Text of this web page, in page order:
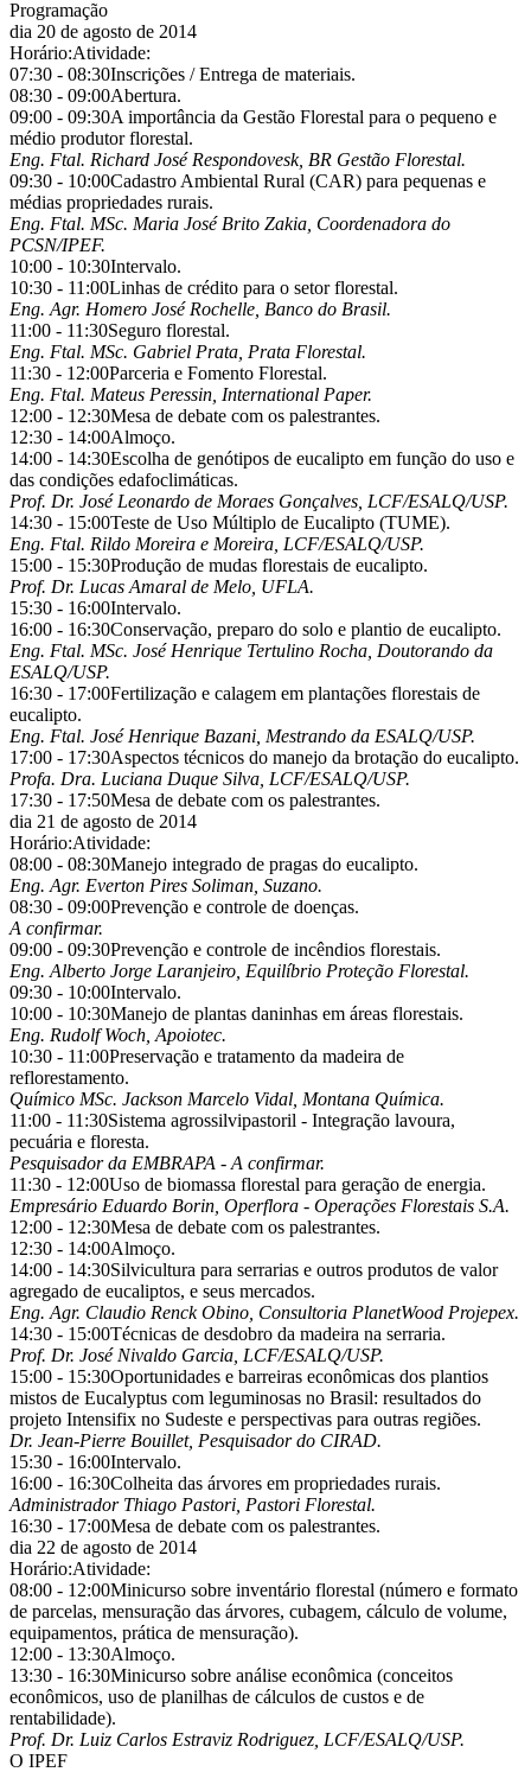
Programação
dia 20 de agosto de 2014
Horário:Atividade:
07:30 - 08:30Inscrições / Entrega de materiais.
08:30 - 09:00Abertura.
09:00 - 09:30A importância da Gestão Florestal para o pequeno e
médio produtor florestal.
Eng. Ftal. Richard José Respondovesk, BR Gestão Florestal.
09:30 - 10:00Cadastro Ambiental Rural (CAR) para pequenas e
médias propriedades rurais.
Eng. Ftal. MSc. Maria José Brito Zakia, Coordenadora do
PCSN/IPEF.
10:00 - 10:30Intervalo.
10:30 - 11:00Linhas de crédito para o setor florestal.
Eng. Agr. Homero José Rochelle, Banco do Brasil.
11:00 - 11:30Seguro florestal.
Eng. Ftal. MSc. Gabriel Prata, Prata Florestal.
11:30 - 12:00Parceria e Fomento Florestal.
Eng. Ftal. Mateus Peressin, International Paper.
12:00 - 12:30Mesa de debate com os palestrantes.
12:30 - 14:00Almoço.
14:00 - 14:30Escolha de genótipos de eucalipto em função do uso e
das condições edafoclimáticas.
Prof. Dr. José Leonardo de Moraes Gonçalves, LCF/ESALQ/USP.
14:30 - 15:00Teste de Uso Múltiplo de Eucalipto (TUME).
Eng. Ftal. Rildo Moreira e Moreira, LCF/ESALQ/USP.
15:00 - 15:30Produção de mudas florestais de eucalipto.
Prof. Dr. Lucas Amaral de Melo, UFLA.
15:30 - 16:00Intervalo.
16:00 - 16:30Conservação, preparo do solo e plantio de eucalipto.
Eng. Ftal. MSc. José Henrique Tertulino Rocha, Doutorando da
ESALQ/USP.
16:30 - 17:00Fertilização e calagem em plantações florestais de
eucalipto.
Eng. Ftal. José Henrique Bazani, Mestrando da ESALQ/USP.
17:00 - 17:30Aspectos técnicos do manejo da brotação do eucalipto.
Profa. Dra. Luciana Duque Silva, LCF/ESALQ/USP.
17:30 - 17:50Mesa de debate com os palestrantes.
dia 21 de agosto de 2014
Horário:Atividade:
08:00 - 08:30Manejo integrado de pragas do eucalipto.
Eng. Agr. Everton Pires Soliman, Suzano.
08:30 - 09:00Prevenção e controle de doenças.
A confirmar.
09:00 - 09:30Prevenção e controle de incêndios florestais.
Eng. Alberto Jorge Laranjeiro, Equilíbrio Proteção Florestal.
09:30 - 10:00Intervalo.
10:00 - 10:30Manejo de plantas daninhas em áreas florestais.
Eng. Rudolf Woch, Apoiotec.
10:30 - 11:00Preservação e tratamento da madeira de
reflorestamento.
Químico MSc. Jackson Marcelo Vidal, Montana Química.
11:00 - 11:30Sistema agrossilvipastoril - Integração lavoura,
pecuária e floresta.
Pesquisador da EMBRAPA - A confirmar.
11:30 - 12:00Uso de biomassa florestal para geração de energia.
Empresário Eduardo Borin, Operflora - Operações Florestais S.A.
12:00 - 12:30Mesa de debate com os palestrantes.
12:30 - 14:00Almoço.
14:00 - 14:30Silvicultura para serrarias e outros produtos de valor
agregado de eucaliptos, e seus mercados.
Eng. Agr. Claudio Renck Obino, Consultoria PlanetWood Projepex.
14:30 - 15:00Técnicas de desdobro da madeira na serraria.
Prof. Dr. José Nivaldo Garcia, LCF/ESALQ/USP.
15:00 - 15:30Oportunidades e barreiras econômicas dos plantios
mistos de Eucalyptus com leguminosas no Brasil: resultados do
projeto Intensifix no Sudeste e perspectivas para outras regiões.
Dr. Jean-Pierre Bouillet, Pesquisador do CIRAD.
15:30 - 16:00Intervalo.
16:00 - 16:30Colheita das árvores em propriedades rurais.
Administrador Thiago Pastori, Pastori Florestal.
16:30 - 17:00Mesa de debate com os palestrantes.
dia 22 de agosto de 2014
Horário:Atividade:
08:00 - 12:00Minicurso sobre inventário florestal (número e formato
de parcelas, mensuração das árvores, cubagem, cálculo de volume,
equipamentos, prática de mensuração).
12:00 - 13:30Almoço.
13:30 - 16:30Minicurso sobre análise econômica (conceitos
econômicos, uso de planilhas de cálculos de custos e de
rentabilidade).
Prof. Dr. Luiz Carlos Estraviz Rodriguez, LCF/ESALQ/USP.
O IPEF